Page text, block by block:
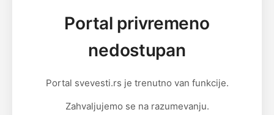
Portal privremeno
nedostupan
Portal svevesti.rs je trenutno van funkcije.
Zahvaljujemo se na razumevanju.